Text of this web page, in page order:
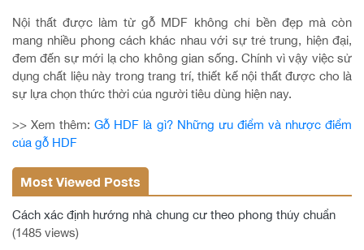
Nội thất được làm từ gỗ MDF không chỉ bền đẹp mà còn
mang nhiều phong cách khác nhau với sự trẻ trung, hiện đại,
đem đến sự mới lạ cho không gian sống. Chính vì vậy việc sử
dụng chất liệu này trong trang trí, thiết kế nội thất được cho là
sự lựa chọn thức thời của người tiêu dùng hiện nay.
>> Xem thêm:Gỗ HDF là gì? Những ưu điểm và nhược điểm
của gỗ HDF
Most Viewed Posts
Cách xác định hướng nhà chung cư theo phong thủy chuẩn
(1485 views)